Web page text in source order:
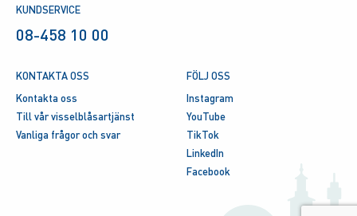
KUNDSERVICE
08-458 10 00
KONTAKTA OSS
Kontakta oss
Till vår visselblåsartjänst
Vanliga frågor och svar
FÖLJ OSS
Instagram
YouTube
TikTok
LinkedIn
Facebook